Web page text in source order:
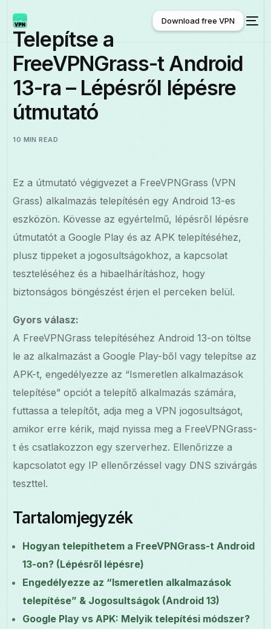
Magyar
Download free VPN
Download free VPN
Telepítse a
FreeVPNGrass-t Android
13-ra – Lépésről lépésre
útmutató
10 MIN READ
Ez a útmutató végigvezet a FreeVPNGrass (VPN
Grass) alkalmazás telepítésén egy Android 13-es
eszközön. Kövesse az egyértelmű, lépésről lépésre
útmutatót a Google Play és az APK telepítéséhez,
plusz tippeket a jogosultságokhoz, a kapcsolat
teszteléséhez és a hibaelhárításhoz, hogy
biztonságos böngészést érjen el perceken belül.
Gyors válasz:
A FreeVPNGrass telepítéséhez Android 13-on töltse
le az alkalmazást a Google Play-ből vagy telepítse az
APK-t, engedélyezze az “Ismeretlen alkalmazások
telepítése” opciót a telepítő alkalmazás számára,
futtassa a telepítőt, adja meg a VPN jogosultságot,
amikor erre kérik, majd nyissa meg a FreeVPNGrass-
t és csatlakozzon egy szerverhez. Ellenőrizze a
kapcsolatot egy IP ellenőrzéssel vagy DNS szivárgás
teszttel.
Tartalomjegyzék
Hogyan telepíthetem a FreeVPNGrass-t Android
13-on? (Lépésről lépésre)
Engedélyezze az “Ismeretlen alkalmazások
telepítése” & Jogosultságok (Android 13)
Google Play vs APK: Melyik telepítési módszer?